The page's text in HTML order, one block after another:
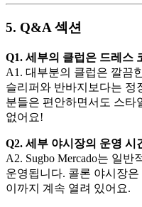
5. Q&A 섹션
Q1. 세부의 클럽은 드레스
A1. 대부분의 클럽은 깔끔
슬리퍼와 반바지보다는 정
분들은 편안하면서도 스타
없어요!
Q2. 세부 야시장의 운영 시
A2. Sugbo Mercado는 일반
운영됩니다. 콜론 야시장
이까지 계속 열려 있어요.